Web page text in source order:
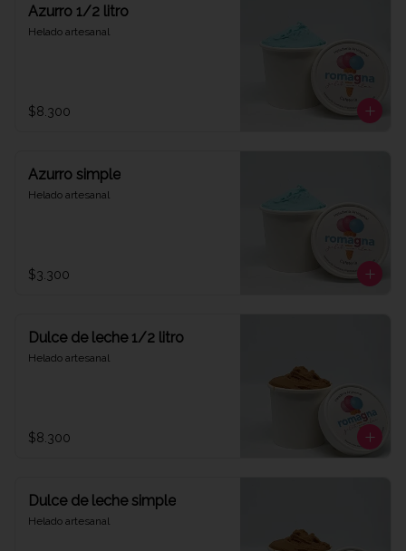
Azurro 1/2 litro
Helado artesanal
$8.300
Azurro simple
Helado artesanal
$3.300
Dulce de leche 1/2 litro
Helado artesanal
$8.300
Dulce de leche simple
Helado artesanal